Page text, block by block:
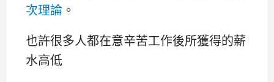
次理論 。
也許很多人都在意辛苦工作後所獲得的薪
水高低